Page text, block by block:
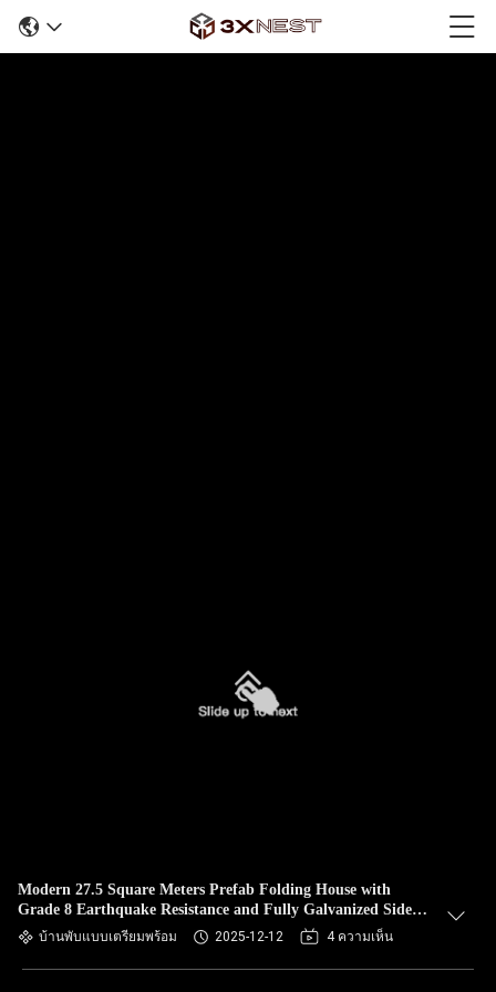
Modern 27.5 Square Meters Prefab Folding House with
Grade 8 Earthquake Resistance and Fully Galvanized Side
Frame
บ้านพับแบบเตรียมพร้อม 2025-12-12 4 ความเห็น